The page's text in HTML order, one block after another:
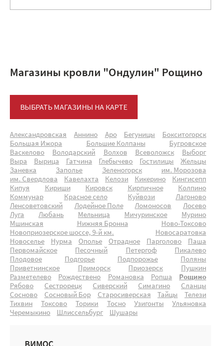
Магазины кровли "Ондулин" Рощино
ВЫБРАТЬ МАГАЗИНЫ НА КАРТЕ
Александровская Аннино Аро Бегуницы
Бокситогорск
Большая Ижора
Большие Колпаны
Бугровское
Васкелово
Володарский Волхов Всеволожск
Выборг
Выра
Вырица Гатчина Глебычево Гостилицы
Жельцы
Заневка
Заполье Зеленогорск
им. Морозова
им. Свердлова
Кавелахта Келози Кикерино
Кингисепп
Кипуя
Кириши Кировск Кирпичное
Колпино
Коммунар
Красное село Куйвози
Лагоново
Ленсоветовский
Лодейное Поле Ломоносов
Лосево
Луга
Любань Мельница Мичуринское
Мурино
Мшинская
Нижняя Бронна
Ново-Токсово
Новоприозерское шоссе, 9-й км.
Новосаратовка
Новоселье
Нурма Ополье Отрадное Парголово
Паша
Первомайское
Песочный Петергоф
Пикалево
Плодовое
Подгорье Подпорожье
Поляны
Приветнинское
Приморск Приозерск
Пушкин
Разметелево
Рождествено Романовка Ропша
Рощино
Рябово
Сестрорецк Сиверский Симагино
Сланцы
Сосново
Сосновый Бор Старосиверская Тайцы
Телези
Тихвин
Токсово Торики Тосно Узигонты
Ульяновка
Черемыкино
Шлиссельбург Шушары